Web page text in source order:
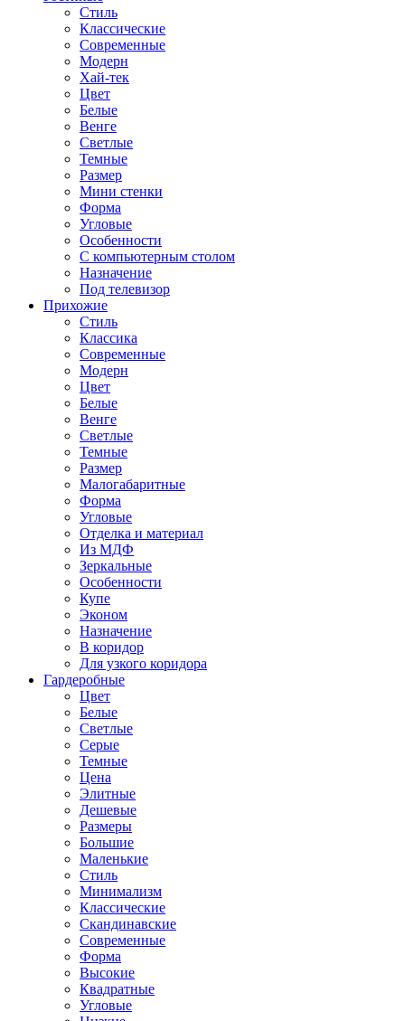
Стиль
Классические
Современные
Модерн
Хай-тек
Цвет
Белые
Венге
Светлые
Темные
Размер
Мини стенки
Форма
Угловые
Особенности
С компьютерным столом
Назначение
Под телевизор
Прихожие
Стиль
Классика
Современные
Модерн
Цвет
Белые
Венге
Светлые
Темные
Размер
Малогабаритные
Форма
Угловые
Отделка и материал
Из МДФ
Зеркальные
Особенности
Купе
Эконом
Назначение
В коридор
Для узкого коридора
Гардеробные
Цвет
Белые
Светлые
Серые
Темные
Цена
Элитные
Дешевые
Размеры
Большие
Маленькие
Стиль
Минимализм
Классические
Скандинавские
Современные
Форма
Высокие
Квадратные
Угловые